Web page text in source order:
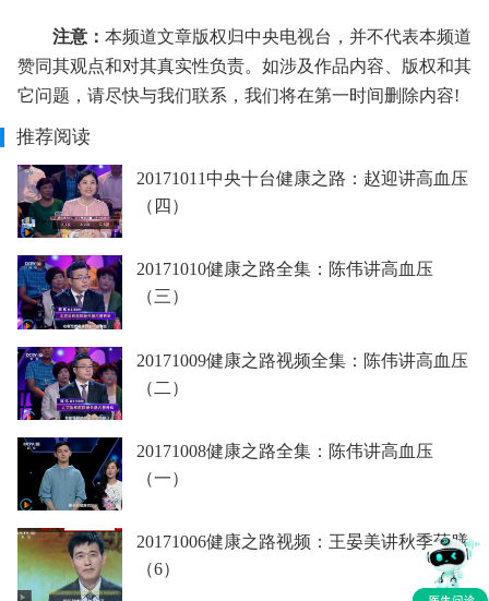
注意： 本频道文章版权归中央电视台，并不代表本频道
赞同其观点和对其真实性负责。如涉及作品内容、版权和其
它问题，请尽快与我们联系，我们将在第一时间删除内容!
推荐阅读
20171011中央十台健康之路：赵迎讲高血压
（四）
20171010健康之路全集：陈伟讲高血压
（三）
20171009健康之路视频全集：陈伟讲高血压
（二）
20171008健康之路全集：陈伟讲高血压
（一）
20171006健康之路视频：王晏美讲秋季药膳
（6）